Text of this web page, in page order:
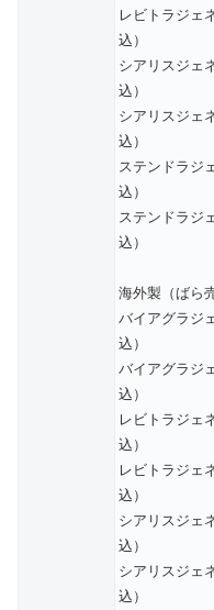
レビトラジェ
込）
シアリスジェ
込）
シアリスジェ
込）
ステンドラジ
込）
ステンドラジ
込）
海外製（ばら
バイアグラジ
込）
バイアグラジ
込）
レビトラジェ
込）
レビトラジェ
込）
シアリスジェ
込）
シアリスジェ
込）